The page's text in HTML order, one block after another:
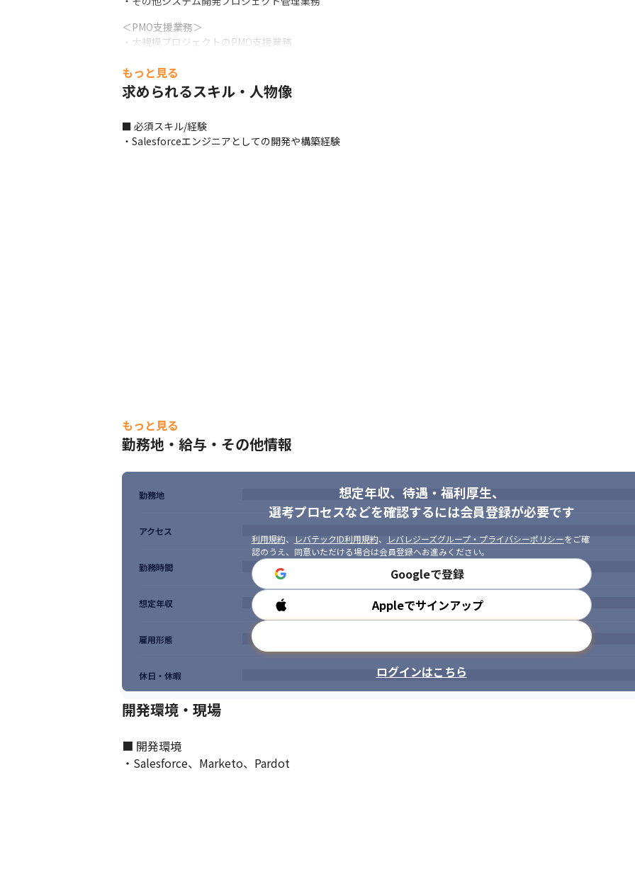
＜PMO支援業務＞
・大規模プロジェクトのPMO支援業務
＜ビジネスアーキテクト業務＞
・ビジネスとITにおける課題整理と分析
・クラウドソリューションの枠組み策定
＜プリセールス業務＞
もっと見る
求められるスキル・人物像
■ 必須スキル/経験
・Salesforceエンジニアとしての開発や構築経験
もっと見る
勤務地・給与・その他情報
想定年収、待遇・福利厚生、
選考プロセスなどを確認するには会員登録が必要です
利用規約、 レバテックID利用規約、 レバレジーズグループ・プライバシーポリシーをご確
認のうえ、同意いただける場合は会員登録へお進みください。
Googleで登録
Appleでサインアップ
ログインはこちら
勤務地
アクセス
勤務時間
想定年収
雇用形態
休日・休暇
開発環境・現場
■ 開発環境
・Salesforce、Marketo、Pardot